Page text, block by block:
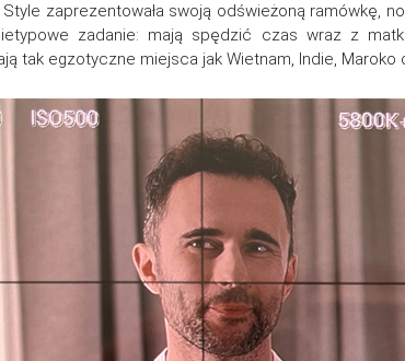
zaprezentowała swoją odświeżoną ramówkę,
zadanie: mają spędzić czas wraz z
tak egzotyczne miejsca jak Wietnam, Indie, Maroko